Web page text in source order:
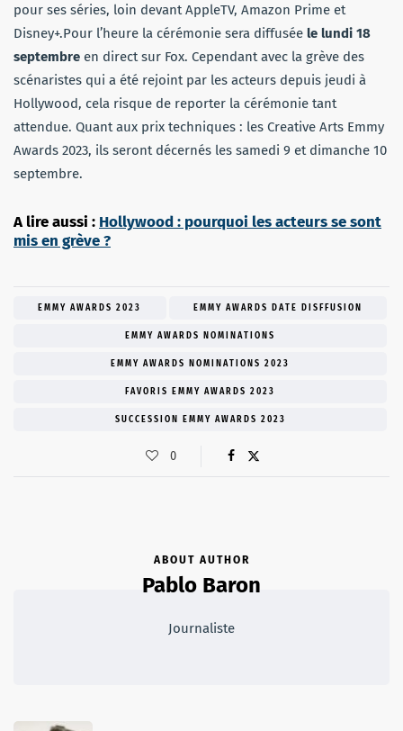
pour ses séries, loin devant AppleTV, Amazon Prime et
Disney+.Pour l’heure la cérémonie sera diffusée le lundi 18
septembre en direct sur Fox. Cependant avec la grève des
scénaristes qui a été rejoint par les acteurs depuis jeudi à
Hollywood, cela risque de reporter la cérémonie tant
attendue. Quant aux prix techniques : les Creative Arts Emmy
Awards 2023, ils seront décernés les samedi 9 et dimanche 10
septembre.
A lire aussi : Hollywood : pourquoi les acteurs se sont
mis en grève ?
EMMY AWARDS 2023 EMMY AWARDS DATE DISFFUSION
EMMY AWARDS NOMINATIONS
EMMY AWARDS NOMINATIONS 2023
FAVORIS EMMY AWARDS 2023
SUCCESSION EMMY AWARDS 2023
0
ABOUT AUTHOR
Pablo Baron
Journaliste